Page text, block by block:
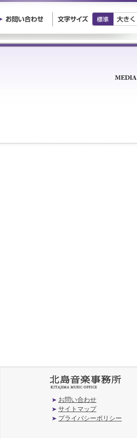
お問い合わせ
サイトマップ
プライバシーポリシー